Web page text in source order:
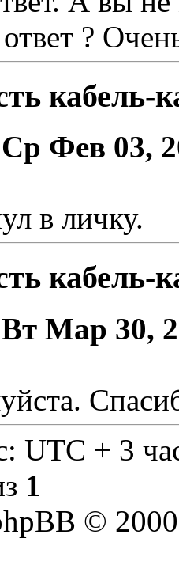
?
кабель-
Ср Фев 03,
в личку.
кабель-
Вт Мар 30,
UTC + 3
1
©